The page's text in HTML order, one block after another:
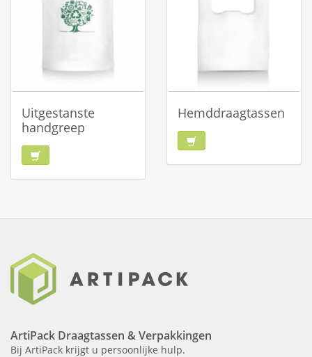
Uitgestanste
handgreep
Hemddraagtassen
ArtiPack Draagtassen & Verpakkingen
Bij ArtiPack krijgt u persoonlijke hulp.